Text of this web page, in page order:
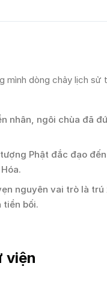
dòng chảy lịch sử
nhân, ngôi chùa đã
Phật đắc đạo
nguyên vai trò là
tiền bối.
viện